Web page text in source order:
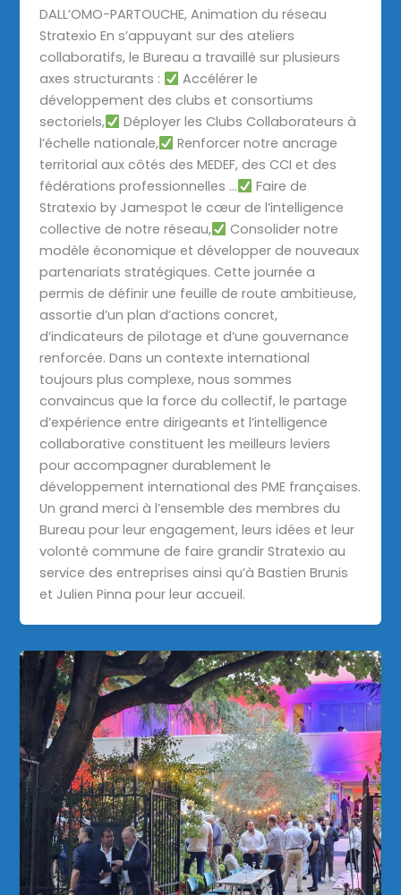
DALL’OMO-PARTOUCHE, Animation du réseau
Stratexio En s’appuyant sur des ateliers
collaboratifs, le Bureau a travaillé sur plusieurs
axes structurants :
Accélérer le
développement des clubs et consortiums
sectoriels,
Déployer les Clubs Collaborateurs à
l’échelle nationale,
Renforcer notre ancrage
territorial aux côtés des MEDEF, des CCI et des
fédérations professionnelles …
Faire de
Stratexio by Jamespot le cœur de l’intelligence
collective de notre réseau,
Consolider notre
modèle économique et développer de nouveaux
partenariats stratégiques. Cette journée a
permis de définir une feuille de route ambitieuse,
assortie d’un plan d’actions concret,
d’indicateurs de pilotage et d’une gouvernance
renforcée. Dans un contexte international
toujours plus complexe, nous sommes
convaincus que la force du collectif, le partage
d’expérience entre dirigeants et l’intelligence
collaborative constituent les meilleurs leviers
pour accompagner durablement le
développement international des PME françaises.
Un grand merci à l’ensemble des membres du
Bureau pour leur engagement, leurs idées et leur
volonté commune de faire grandir Stratexio au
service des entreprises ainsi qu’à Bastien Brunis
et Julien Pinna pour leur accueil.